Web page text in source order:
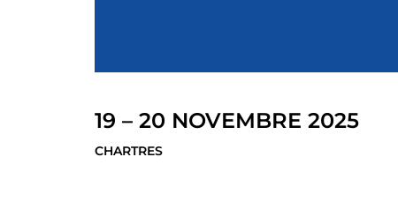
19 – 20 NOVEMBRE 2025
CHARTRES